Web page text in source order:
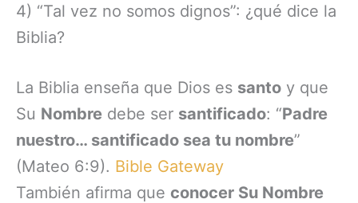
4) “Tal vez no somos dignos”: ¿qué dice la
Biblia?
La Biblia enseña que Dios es santo y que
Su Nombre debe ser santificado: “Padre
nuestro… santificado sea tu nombre”
(Mateo 6:9). Bible Gateway
También afirma que conocer Su Nombre